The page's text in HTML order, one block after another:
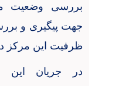
بررسی وضعیت
جهت پیگیری و
ظرفیت این مرکز
در جریان این